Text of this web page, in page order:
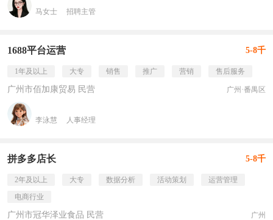
马女士 招聘主管
1688平台运营 5-8千
1年及以上 大专 销售 推广 营销 售后服务
广州市佰加康贸易 民营 广州·番禺区
李泳慧 人事经理
拼多多店长 5-8千
2年及以上 大专 数据分析 活动策划
运营管理
电商行业
广州市冠华泽业食品 民营 广州